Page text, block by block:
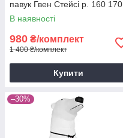
павук Гвен Стейсі р. 160 170
180 190
В наявності
980 ₴/комплект
1 400 ₴/комплект
Купити
–30%